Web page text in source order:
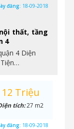
thất, tầng
4
4 Diện
đăng: 18-09-2018
12 Triệu
tích:27 m2
đăng: 18-09-2018